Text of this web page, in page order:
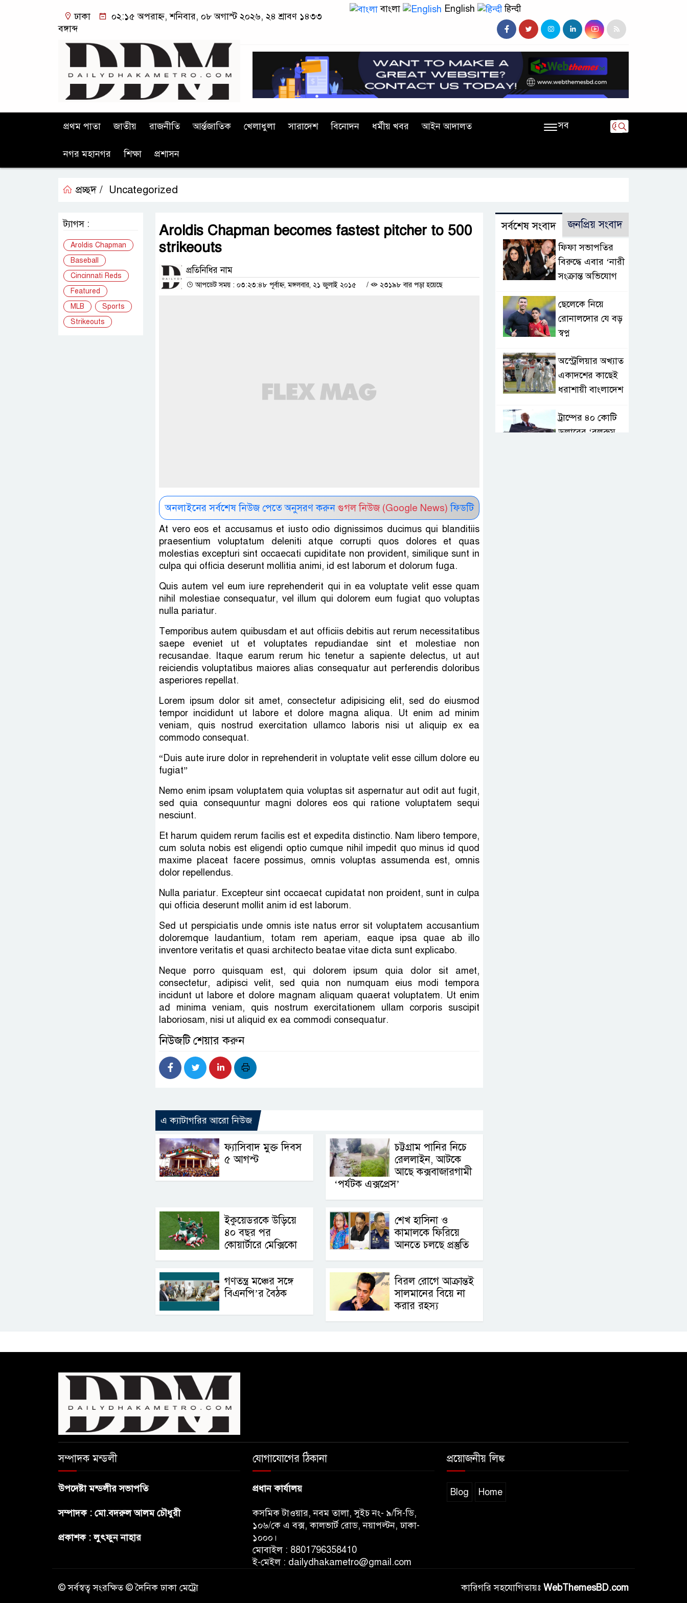
ঢাকা
০২:১৫ অপরাহ্ন, শনিবার, ০৮ অগাস্ট ২০২৬, ২৪ শ্রাবণ ১৪৩৩
বঙ্গাব্দ
বাংলা English हिन्दी
প্রথম পাতা জাতীয় রাজনীতি আর্ন্তজাতিক খেলাধুলা সারাদেশ বিনোদন ধর্মীয় খবর আইন আদালত
নগর মহানগর শিক্ষা প্রশাসন
সব
প্রচ্ছদ / Uncategorized
Aroldis Chapman becomes fastest pitcher to 500
strikeouts
প্রতিনিধির নাম
আপডেট সময় : ০৩:২৩:৪৮ পূর্বাহ্ন, মঙ্গলবার, ২১ জুলাই ২০১৫ / ২৩১৯৮ বার পড়া হয়েছে
অনলাইনের সর্বশেষ নিউজ পেতে অনুসরণ করুন গুগল নিউজ (Google News) ফিডটি
At vero eos et accusamus et iusto odio dignissimos ducimus qui blanditiis
praesentium voluptatum deleniti atque corrupti quos dolores et quas
molestias excepturi sint occaecati cupiditate non provident, similique sunt in
culpa qui officia deserunt mollitia animi, id est laborum et dolorum fuga.
Quis autem vel eum iure reprehenderit qui in ea voluptate velit esse quam
nihil molestiae consequatur, vel illum qui dolorem eum fugiat quo voluptas
nulla pariatur.
Temporibus autem quibusdam et aut officiis debitis aut rerum necessitatibus
saepe eveniet ut et voluptates repudiandae sint et molestiae non
recusandae. Itaque earum rerum hic tenetur a sapiente delectus, ut aut
reiciendis voluptatibus maiores alias consequatur aut perferendis doloribus
asperiores repellat.
Lorem ipsum dolor sit amet, consectetur adipisicing elit, sed do eiusmod
tempor incididunt ut labore et dolore magna aliqua. Ut enim ad minim
veniam, quis nostrud exercitation ullamco laboris nisi ut aliquip ex ea
commodo consequat.
“Duis aute irure dolor in reprehenderit in voluptate velit esse cillum dolore eu
fugiat”
Nemo enim ipsam voluptatem quia voluptas sit aspernatur aut odit aut fugit,
sed quia consequuntur magni dolores eos qui ratione voluptatem sequi
nesciunt.
Et harum quidem rerum facilis est et expedita distinctio. Nam libero tempore,
cum soluta nobis est eligendi optio cumque nihil impedit quo minus id quod
maxime placeat facere possimus, omnis voluptas assumenda est, omnis
dolor repellendus.
Nulla pariatur. Excepteur sint occaecat cupidatat non proident, sunt in culpa
qui officia deserunt mollit anim id est laborum.
Sed ut perspiciatis unde omnis iste natus error sit voluptatem accusantium
doloremque laudantium, totam rem aperiam, eaque ipsa quae ab illo
inventore veritatis et quasi architecto beatae vitae dicta sunt explicabo.
Neque porro quisquam est, qui dolorem ipsum quia dolor sit amet,
consectetur, adipisci velit, sed quia non numquam eius modi tempora
incidunt ut labore et dolore magnam aliquam quaerat voluptatem. Ut enim
ad minima veniam, quis nostrum exercitationem ullam corporis suscipit
laboriosam, nisi ut aliquid ex ea commodi consequatur.
নিউজটি শেয়ার করুন
এ ক্যাটাগরির আরো নিউজ
ফ্যাসিবাদ মুক্ত দিবস
৫ আগস্ট
চট্টগ্রাম পানির নিচে
রেললাইন, আটকে
আছে কক্সবাজারগামী
‘পর্যটক এক্সপ্রেস’
ইকুয়েডরকে উড়িয়ে
৪০ বছর পর
কোয়ার্টারে মেক্সিকো
শেখ হাসিনা ও
কামালকে ফিরিয়ে
আনতে চলছে প্রস্তুতি
গণতন্ত্র মঞ্চের সঙ্গে
বিএনপি’র বৈঠক
বিরল রোগে আক্রান্তই
সালমানের বিয়ে না
করার রহস্য
ট্যাগস :
Aroldis Chapman
Baseball
Cincinnati Reds
Featured
MLB
Sports
Strikeouts
সর্বশেষ সংবাদ জনপ্রিয় সংবাদ
ফিফা সভাপতির
বিরুদ্ধে এবার ‘নারী
সংক্রান্ত অভিযোগ
ছেলেকে নিয়ে
রোনালদোর যে বড়
স্বপ্ন
অস্ট্রেলিয়ার অখ্যাত
একাদশের কাছেই
ধরাশায়ী বাংলাদেশ
ট্রাম্পের ৪০ কোটি
ডলারের ‘বলরুম
সম্পাদক মন্ডলী
উপদেষ্টা মন্ডলীর সভাপতি
সম্পাদক : মো.বদরুল আলম চৌধুরী
প্রকাশক : লুৎফুন নাহার
যোগাযোগের ঠিকানা
প্রধান কার্যালয়
কসমিক টাওয়ার, নবম তালা, সুইচ নং- ৯/সি-ডি,
১০৬/কে এ বক্স, কালভার্ট রোড, নয়াপল্টন, ঢাকা-
১০০০।
মোবাইল : 8801796358410
ই-মেইল : dailydhakametro@gmail.com
প্রয়োজনীয় লিঙ্ক
Blog Home
© সর্বস্বত্ব সংরক্ষিত © দৈনিক ঢাকা মেট্রো কারিগরি সহযোগিতায়ঃ WebThemesBD.com